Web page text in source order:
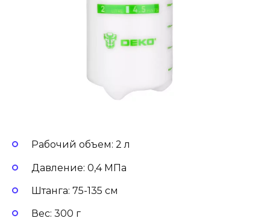
Рабочий объем: 2 л
Давление: 0,4 МПа
Штанга: 75-135 см
Вес: 300 г